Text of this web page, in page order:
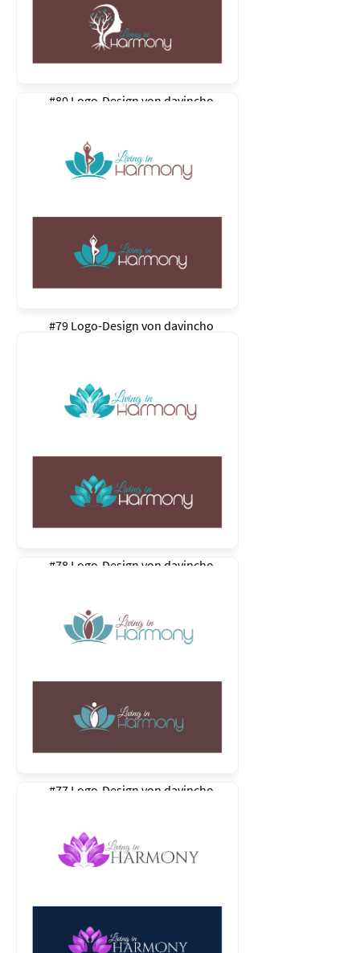
#80 Logo-Design von davincho
#79 Logo-Design von davincho
#78 Logo-Design von davincho
#77 Logo-Design von davincho